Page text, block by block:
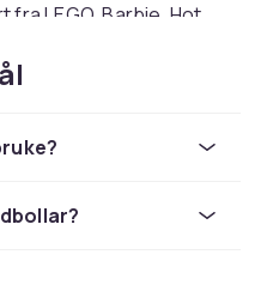
LEGO, Barbie, Hot
Hos CDON
levering og enkel
hos CDON.